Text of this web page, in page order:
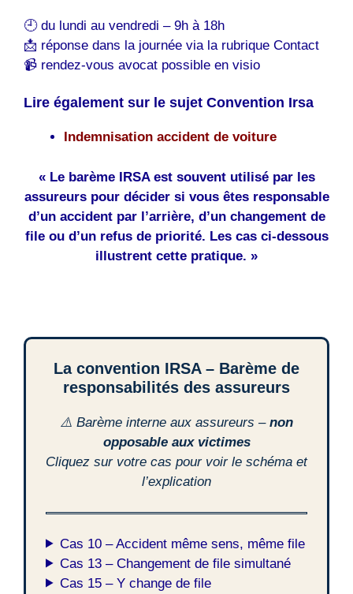
🕘 du lundi au vendredi – 9h à 18h
📩 réponse dans la journée via la rubrique Contact
📹 rendez-vous avocat possible en visio
Lire également sur le sujet Convention Irsa
Indemnisation accident de voiture
« Le barème IRSA est souvent utilisé par les
assureurs pour décider si vous êtes responsable
d’un accident par l’arrière, d’un changement de
file ou d’un refus de priorité. Les cas ci-dessous
illustrent cette pratique. »
La convention IRSA – Barème de
responsabilités des assureurs
⚠️ Barème interne aux assureurs – non
opposable aux victimes
Cliquez sur votre cas pour voir le schéma et
l’explication
Cas 10 – Accident même sens, même file
Cas 13 – Changement de file simultané
Cas 15 – Y change de file